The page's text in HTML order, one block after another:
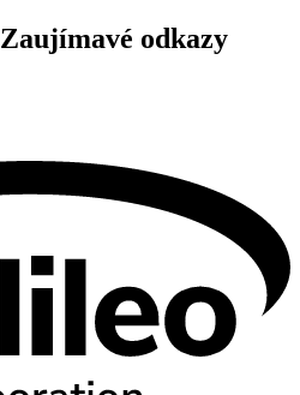
Zaujímavé odkazy